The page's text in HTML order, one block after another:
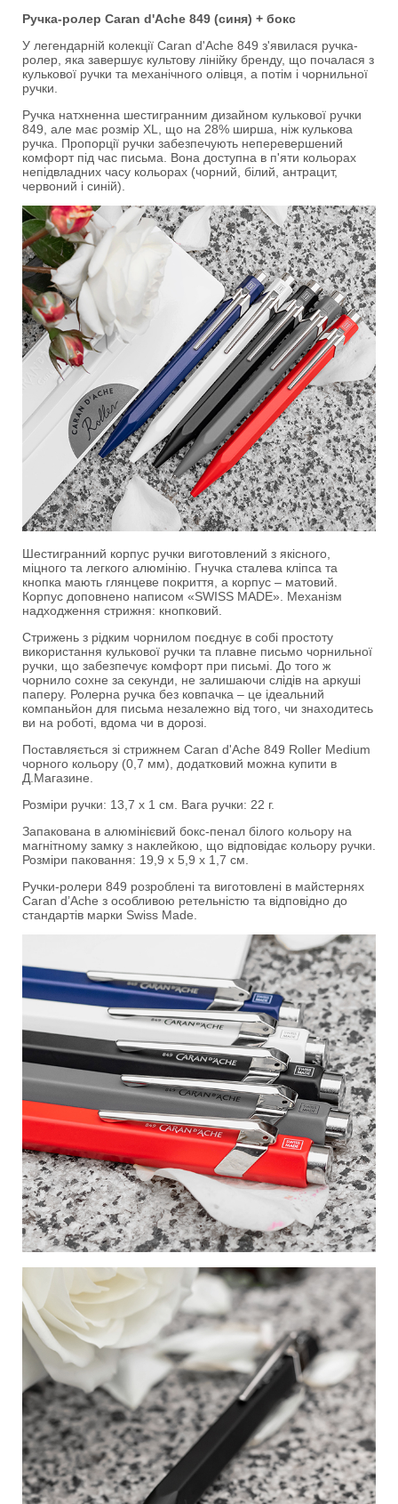
Ручка-ролер Caran d'Ache 849 (синя) + бокс
У легендарній колекції Caran d'Ache 849 з'явилася ручка-
ролер, яка завершує культову лінійку бренду, що почалася з
кулькової ручки та механічного олівця, а потім і чорнильної
ручки.
Ручка натхненна шестигранним дизайном кулькової ручки
849, але має розмір XL, що на 28% ширша, ніж кулькова
ручка. Пропорції ручки забезпечують неперевершений
комфорт під час письма. Вона доступна в п'яти кольорах
непідвладних часу кольорах (чорний, білий, антрацит,
червоний і синій).
Шестигранний корпус ручки виготовлений з якісного,
міцного та легкого алюмінію. Гнучка сталева кліпса та
кнопка мають глянцеве покриття, а корпус – матовий.
Корпус доповнено написом «SWISS MADE». Механізм
надходження стрижня: кнопковий.
Стрижень з рідким чорнилом поєднує в собі простоту
використання кулькової ручки та плавне письмо чорнильної
ручки, що забезпечує комфорт при письмі. До того ж
чорнило сохне за секунди, не залишаючи слідів на аркуші
паперу. Ролерна ручка без ковпачка – це ідеальний
компаньйон для письма незалежно від того, чи знаходитесь
ви на роботі, вдома чи в дорозі.
Поставляється зі стрижнем Caran d'Ache 849 Roller Medium
чорного кольору (0,7 мм), додатковий можна купити в
Д.Магазине.
Розміри ручки: 13,7 х 1 см. Вага ручки: 22 г.
Запакована в алюмінієвий бокс-пенал білого кольору на
магнітному замку з наклейкою, що відповідає кольору ручки.
Розміри паковання: 19,9 х 5,9 х 1,7 см.
Ручки-ролери 849 розроблені та виготовлені в майстернях
Caran d’Ache з особливою ретельністю та відповідно до
стандартів марки Swiss Made.